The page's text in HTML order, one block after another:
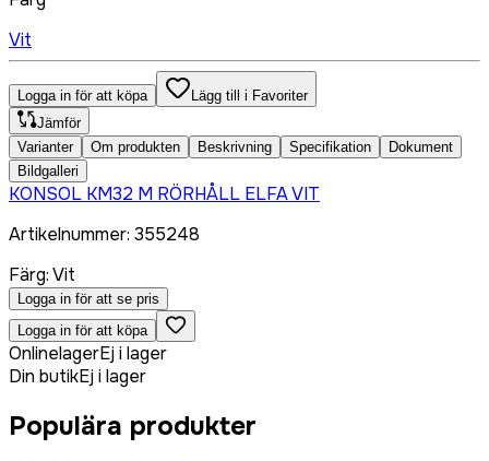
Vit
Logga in för att köpa
Lägg till i Favoriter
Jämför
Varianter
Om produkten Beskrivning Specifikation
Dokument
Bildgalleri
KONSOL KM32 M RÖRHÅLL ELFA VIT
Artikelnummer: 355248
Färg:Vit
Logga in för att se pris
Logga in för att köpa
OnlinelagerEj i lager
Din butikEj i lager
Populära produkter